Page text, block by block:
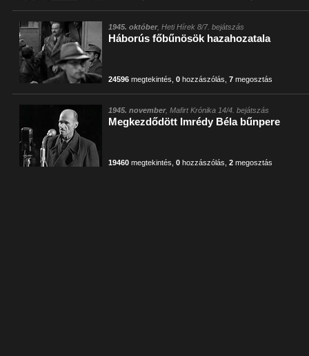
1945. október, Heti Hírek 8/7. bejátszás
Háborús főbűnösök hazahozatala
24596 megtekintés ,0 hozzászólás ,7 megosztás
1945. november, Mafirt Krónika 14/4. bejátszás
Megkezdődött Imrédy Béla bűnpere
19460 megtekintés ,0 hozzászólás ,2 megosztás